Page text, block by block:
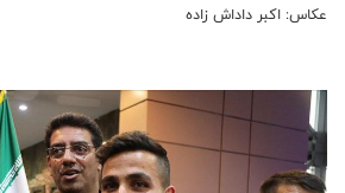
عکاس: اکبر داداش زاده